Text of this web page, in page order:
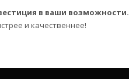
в ваши возможности.
и качественнее!